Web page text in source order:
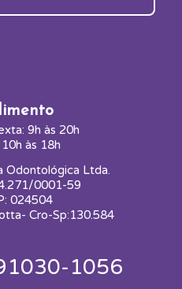
9h às 20h
às 18h
Odontológica Ltda.
0001-59
024504
Cro-Sp:130.584
1056